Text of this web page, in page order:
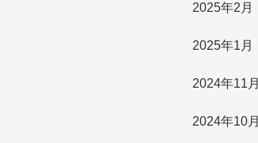
2025年2月
2025年1月
2024年11月
2024年10月